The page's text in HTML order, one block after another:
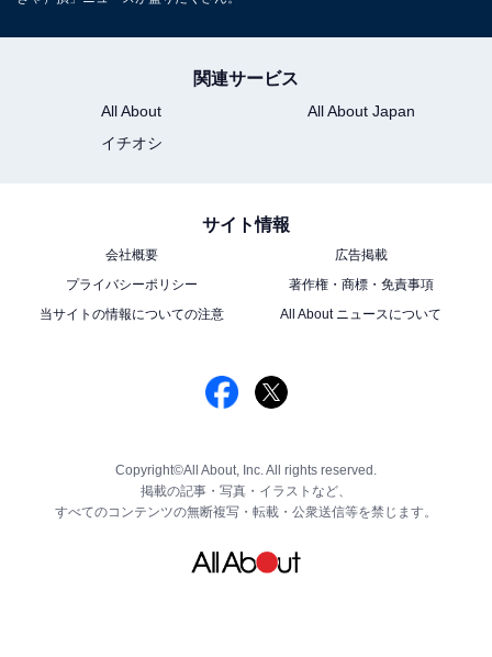
関連サービス
All About
All About Japan
イチオシ
サイト情報
会社概要
広告掲載
プライバシーポリシー
著作権・商標・免責事項
当サイトの情報についての注意
All About ニュースについて
Copyright©All About, Inc. All rights reserved.
掲載の記事・写真・イラストなど、
すべてのコンテンツの無断複写・転載・公衆送信等を禁じます。